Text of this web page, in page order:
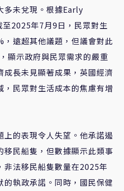
多未兌現。根據Early
2025年7月9日，民眾對生
遠超其他議題，但議會對此
顯示政府與民眾需求的嚴重
長未見顯著成果，英國經濟
民眾對生活成本的焦慮有增
上的表現令人失望。他承諾遏
移民船隻，但數據顯示此類事
非法移民船隻數量在2025年
執政承諾。同時，國民保健